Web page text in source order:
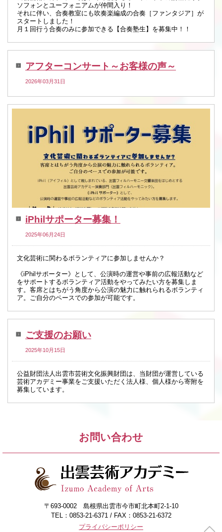
ソフォンとユーフォニアムが仲間入り！
それに伴い、合奏教室にも吹奏楽編成の合奏［ファンタジア］が
スタートしました！
月１回行う合奏のみに参加できる【合奏塾生】を募集中！！
アフターコンサート～お客様の声～
2026年03月31日
iPhilサポーター募集！
2025年06月24日
文化芸術に関わるボランティアに参加しませんか？
《iPhilサポーター》として、公演時の運営や事前の広報活動など
をサポートするボランティア活動をやってみたい方を募集しま
す。客席とはちがう角度から公演の魅力に触れられるボランティ
ア。ご自分のペースでの参加が可能です。
ご支援のお願い
2025年10月15日
公益財団法人出雲市芸術文化振興財団は、当財団が運営している
芸術アカデミー事業をご支援いただく法人様、個人様から寄附を
募集しています。
お問い合わせ
〒693-0002 島根県出雲市今市町北本町2-1-10
TEL：0853-21-6371 / FAX：0853-21-6372
プライバシーポリシー